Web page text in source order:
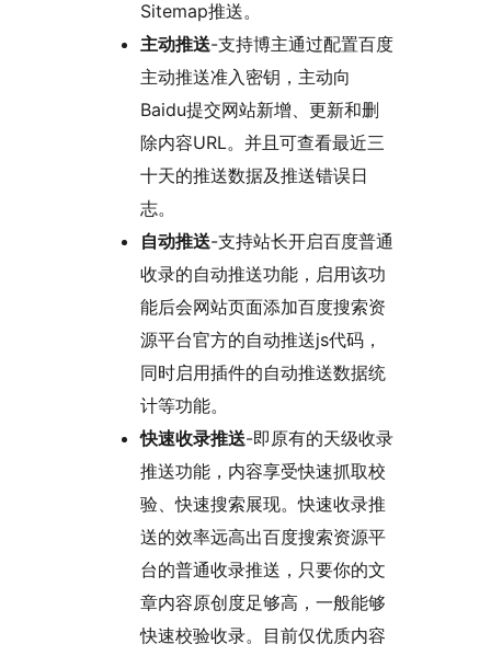
Sitemap推送。
主动推送-支持博主通过配置百度
主动推送准入密钥，主动向
Baidu提交网站新增、更新和删
除内容URL。并且可查看最近三
十天的推送数据及推送错误日
志。
自动推送-支持站长开启百度普通
收录的自动推送功能，启用该功
能后会网站页面添加百度搜索资
源平台官方的自动推送js代码，
同时启用插件的自动推送数据统
计等功能。
快速收录推送-即原有的天级收录
推送功能，内容享受快速抓取校
验、快速搜索展现。快速收录推
送的效率远高出百度搜索资源平
台的普通收录推送，只要你的文
章内容原创度足够高，一般能够
快速校验收录。目前仅优质内容